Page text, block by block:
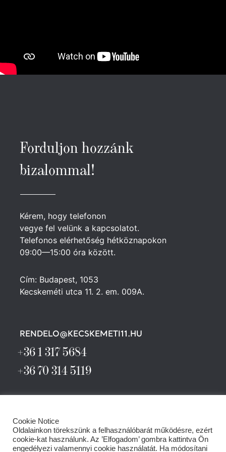
Forduljon hozzánk
bizalommal!
Kérem, hogy telefonon
vegye fel velünk a kapcsolatot.
Telefonos elérhetőség hétköznapokon
09:00—15:00 óra között.
Cím: Budapest, 1053
Kecskeméti utca 11. 2. em. 009A.
RENDELO@KECSKEMETI11.HU
+36 1 317 5684
+36 70 314 5119
Cookie Notice
Oldalainkon törekszünk a felhasználóbarát működésre, ezért
cookie-kat használunk. Az ’Elfogadom’ gombra kattintva Ön
engedélyezi valamennyi cookie használatát. Ha módosítani